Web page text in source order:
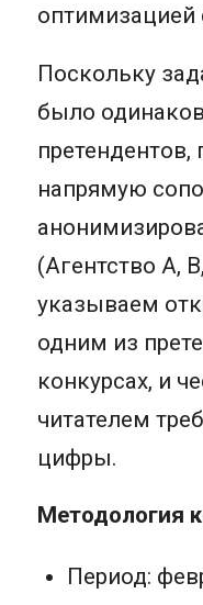
оптимизацией
Поскольку
было
напрямую
(Агентство A,
указываем
одним из
конкурсах, и
читателем
цифры.
Методология
Период: